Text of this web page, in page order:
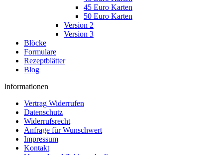
45 Euro Karten
50 Euro Karten
Version 2
Version 3
Blöcke
Formulare
Rezeptblätter
Blog
Informationen
Vertrag Widerrufen
Datenschutz
Widerrufsrecht
Anfrage für Wunschwert
Impressum
Kontakt